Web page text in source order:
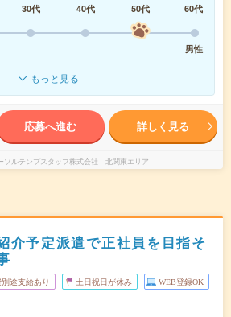
30代 40代 50代
60代
男性
もっと見る
応募へ進む 詳しく見る
ソルテンプスタッフ株式会社 北関東エリア
介予定派遣で正社員を目指そ
途支給あり 土日祝日が休み WEB登録OK